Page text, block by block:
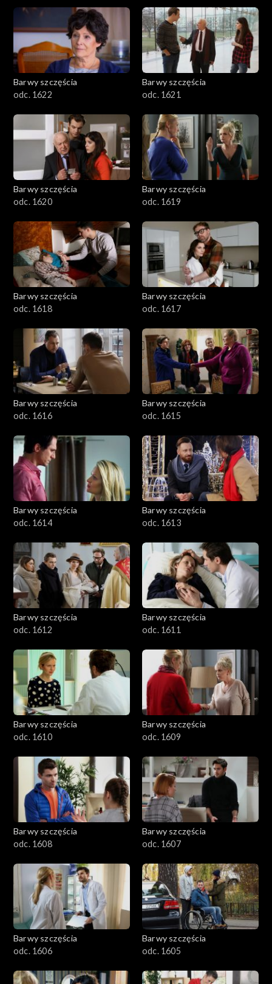
Barwy szczęścia
odc. 1622
Barwy szczęścia
odc. 1621
Barwy szczęścia
odc. 1620
Barwy szczęścia
odc. 1619
Barwy szczęścia
odc. 1618
Barwy szczęścia
odc. 1617
Barwy szczęścia
odc. 1616
Barwy szczęścia
odc. 1615
Barwy szczęścia
odc. 1614
Barwy szczęścia
odc. 1613
Barwy szczęścia
odc. 1612
Barwy szczęścia
odc. 1611
Barwy szczęścia
odc. 1610
Barwy szczęścia
odc. 1609
Barwy szczęścia
odc. 1608
Barwy szczęścia
odc. 1607
Barwy szczęścia
odc. 1606
Barwy szczęścia
odc. 1605